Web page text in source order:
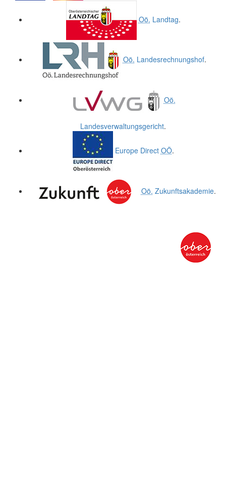
Oö. Landtag.
Oö. Landesrechnungshof.
Oö.
Landesverwaltungsgericht.
Europe Direct OÖ.
Oö. Zukunftsakademie.